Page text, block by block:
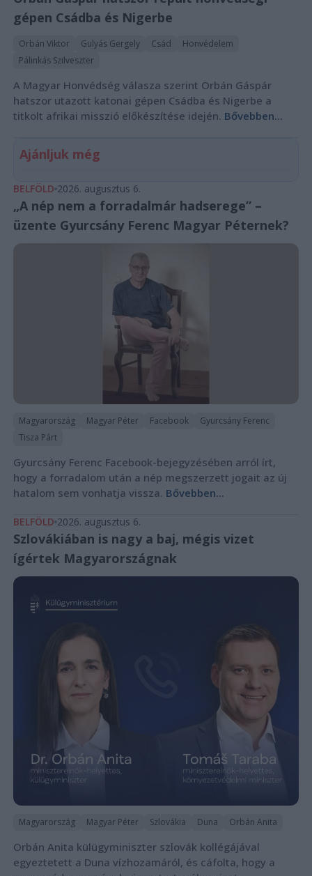
gépen Csádba és Nigerbe
Orbán Viktor Gulyás Gergely Csád
Honvédelem
Pálinkás Szilveszter
A Magyar Honvédség válasza szerint Orbán Gáspár
hatszor utazott katonai gépen Csádba és Nigerbe a
titkolt afrikai misszió előkészítése idején. Bővebben...
Ajánljuk még
BELFÖLD 2026. augusztus 6.
„A nép nem a forradalmár hadserege” –
üzente Gyurcsány Ferenc Magyar Péternek?
Magyarország Magyar Péter Facebook
Gyurcsány Ferenc
Tisza Párt
Gyurcsány Ferenc Facebook-bejegyzésében arról írt,
hogy a forradalom után a nép megszerzett jogait az új
hatalom sem vonhatja vissza. Bővebben...
BELFÖLD 2026. augusztus 6.
Szlovákiában is nagy a baj, mégis vizet
ígértek Magyarországnak
Magyarország Magyar Péter Szlovákia Duna Orbán Anita
Orbán Anita külügyminiszter szlovák kollégájával
egyeztetett a Duna vízhozamáról, és cáfolta, hogy a